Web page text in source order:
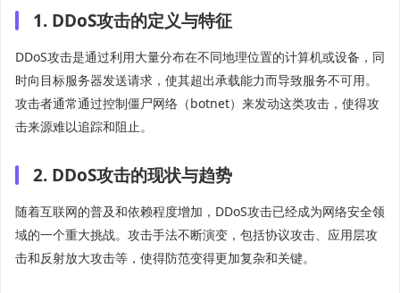
1. DDoS攻击的定义与特征
DDoS攻击是通过利用大量分布在不同地理位置的计算机或设备，同
时向目标服务器发送请求，使其超出承载能力而导致服务不可用。
攻击者通常通过控制僵尸网络（botnet）来发动这类攻击，使得攻
击来源难以追踪和阻止。
2. DDoS攻击的现状与趋势
随着互联网的普及和依赖程度增加，DDoS攻击已经成为网络安全领
域的一个重大挑战。攻击手法不断演变，包括协议攻击、应用层攻
击和反射放大攻击等，使得防范变得更加复杂和关键。